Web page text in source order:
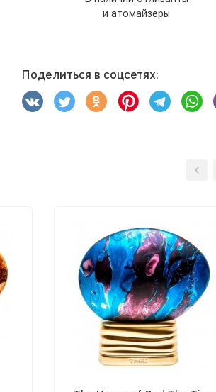
и атомайзеры
Поделиться в соцсетях: